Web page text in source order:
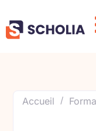
Accueil /